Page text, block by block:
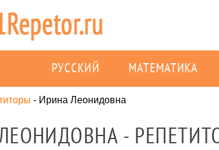
РУССКИЙ МАТЕМАТИКА
- Ирина Леонидовна
-